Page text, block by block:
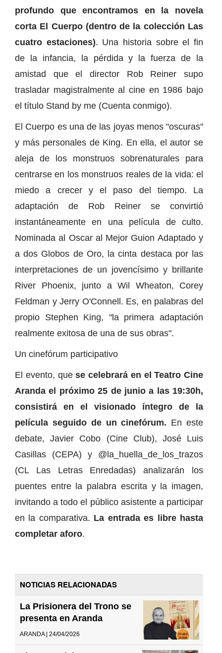
profundo que encontramos en la novela
corta El Cuerpo (dentro de la colección Las
cuatro estaciones). Una historia sobre el fin
de la infancia, la pérdida y la fuerza de la
amistad que el director Rob Reiner supo
trasladar magistralmente al cine en 1986 bajo
el título Stand by me (Cuenta conmigo).
El Cuerpo es una de las joyas menos "oscuras"
y más personales de King. En ella, el autor se
aleja de los monstruos sobrenaturales para
centrarse en los monstruos reales de la vida: el
miedo a crecer y el paso del tiempo. La
adaptación de Rob Reiner se convirtió
instantáneamente en una película de culto.
Nominada al Oscar al Mejor Guion Adaptado y
a dos Globos de Oro, la cinta destaca por las
interpretaciones de un jovencísimo y brillante
River Phoenix, junto a Wil Wheaton, Corey
Feldman y Jerry O'Connell. Es, en palabras del
propio Stephen King, "la primera adaptación
realmente exitosa de una de sus obras".
Un cinefórum participativo
El evento, quese celebrará en el Teatro Cine
Aranda el próximo 25 de junio a las 19:30h,
consistirá en el visionado íntegro de la
película seguido de un cinefórum. En este
debate, Javier Cobo (Cine Club), José Luis
Casillas (CEPA) y @la_huella_de_los_trazos
(CL Las Letras Enredadas) analizarán los
puentes entre la palabra escrita y la imagen,
invitando a todo el público asistente a participar
en la comparativa. La entrada es libre hasta
completar aforo.
NOTICIAS RELACIONADAS
La Prisionera del Trono se
presenta en Aranda
ARANDA | 24/04/2026